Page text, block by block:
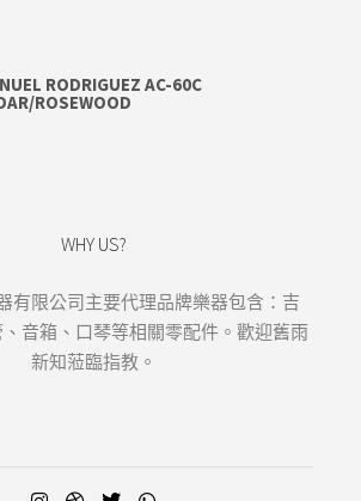
RODRIGUEZ AC-60C
ROSEWOOD
WHY US?
有限公司主要代理品牌樂器包含：吉
音箱、口琴等相關零配件。歡迎舊雨
新知蒞臨指教。